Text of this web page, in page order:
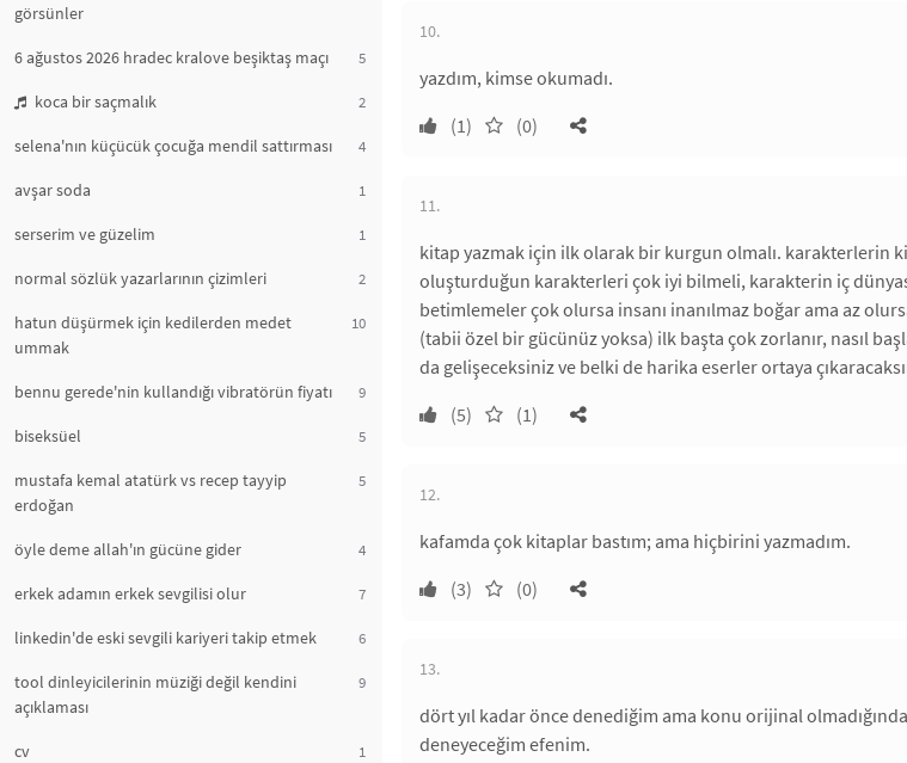
görsünler
6 ağustos 2026 hradec kralove beşiktaş maçı 5
koca bir saçmalık 2
selena'nın küçücük çocuğa mendil sattırması 4
avşar soda 1
serserim ve güzelim 1
normal sözlük yazarlarının çizimleri 2
hatun düşürmek için kedilerden medet
ummak
10
bennu gerede'nin kullandığı vibratörün fiyatı 9
biseksüel 5
mustafa kemal atatürk vs recep tayyip
erdoğan
5
öyle deme allah'ın gücüne gider 4
erkek adamın erkek sevgilisi olur 7
linkedin'de eski sevgili kariyeri takip etmek 6
tool dinleyicilerinin müziği değil kendini
açıklaması
9
cv 1
10.
yazdım, kimse okumadı.
(1)
(0)
11.
kitap yazmak için ilk olarak bir kurgun olmalı. karakterlerin
oluşturduğun karakterleri çok iyi bilmeli, karakterin iç
betimlemeler çok olursa insanı inanılmaz boğar ama az
(tabii özel bir gücünüz yoksa) ilk başta çok zorlanır, nasıl
da gelişeceksiniz ve belki de harika eserler ortaya
(5)
(1)
12.
kafamda çok kitaplar bastım; ama hiçbirini yazmadım.
(3)
(0)
13.
dört yıl kadar önce denediğim ama konu orijinal
deneyeceğim efenim.